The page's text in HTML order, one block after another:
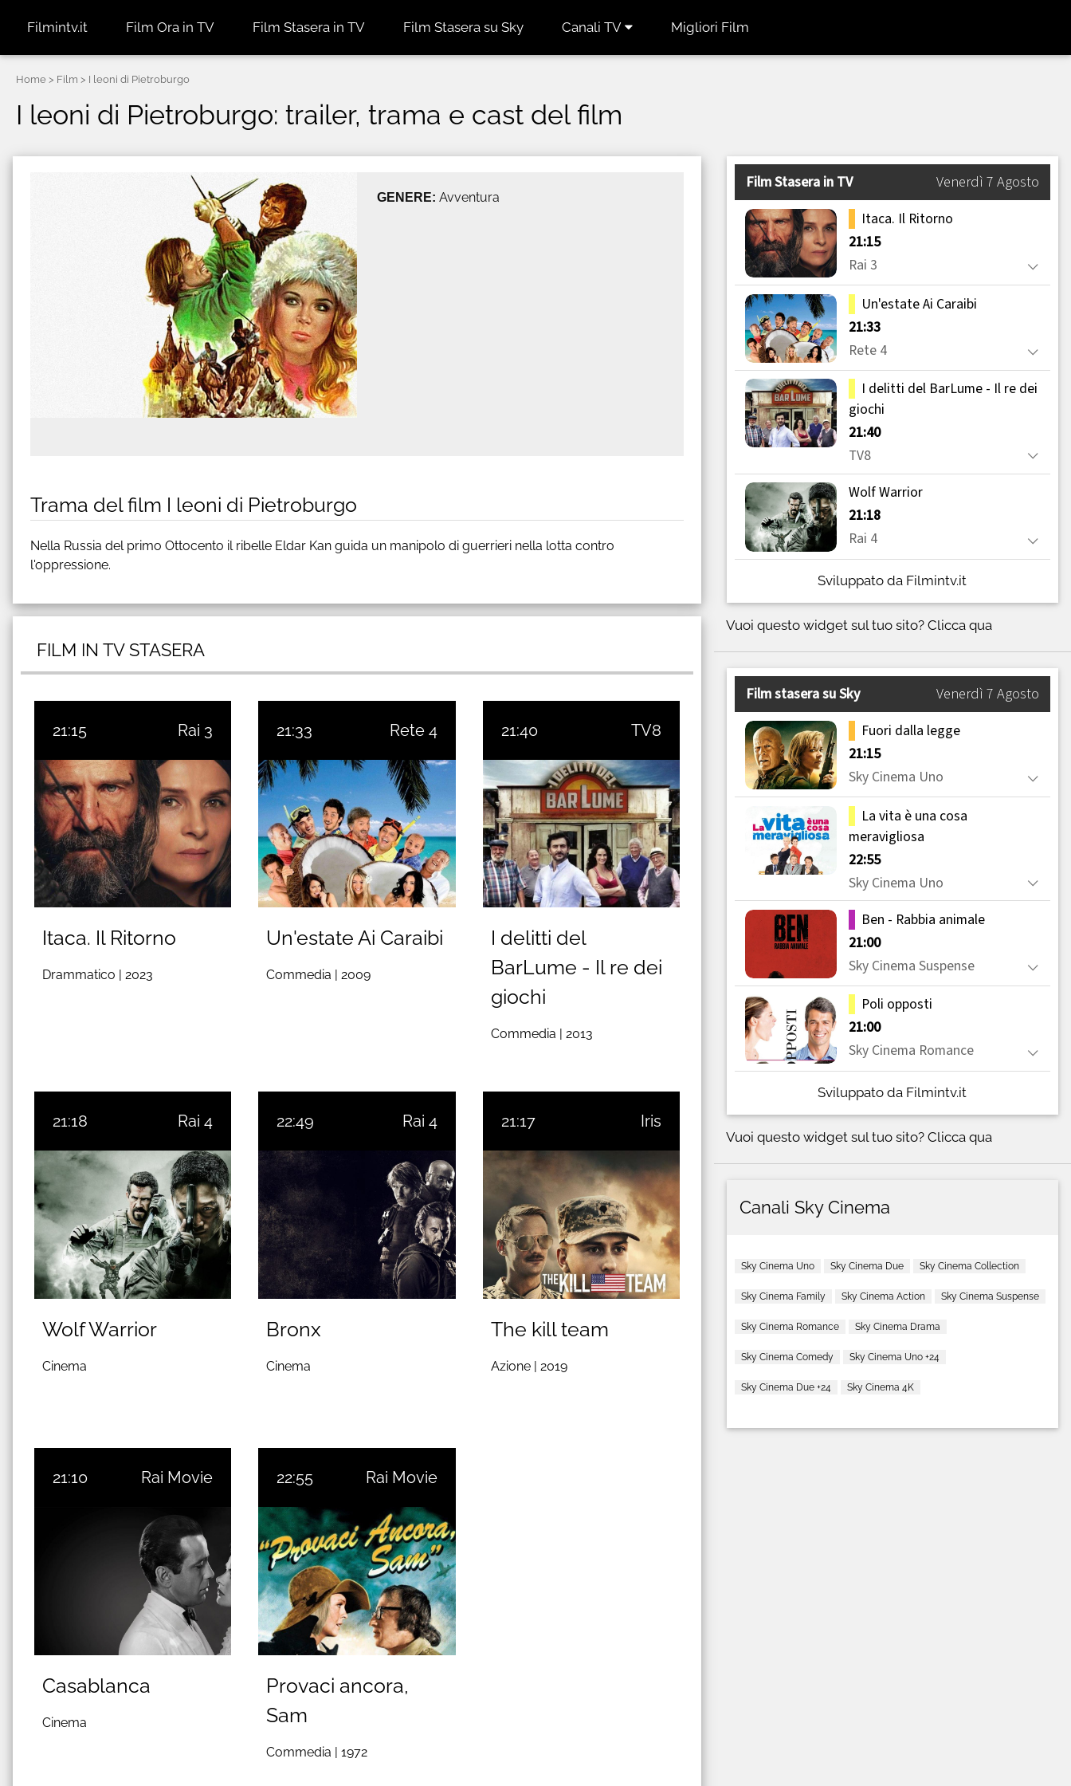
Filmintv.it Film Ora in TV Film Stasera in TV Film Stasera su Sky Canali TV Migliori Film
Home > Film > I leoni di Pietroburgo
I leoni di Pietroburgo: trailer, trama e cast del film
GENERE:Avventura
Trama del film I leoni di Pietroburgo
Nella Russia del primo Ottocento il ribelle Eldar Kan guida un manipolo di guerrieri nella lotta contro
l'oppressione.
FILM IN TV STASERA
21:15 Rai 3
Itaca. Il Ritorno
Drammatico | 2023
21:33 Rete 4
Un'estate Ai Caraibi
Commedia |2009
21:40 TV8
I delitti del
BarLume - Il re dei
giochi
Commedia | 2013
21:18 Rai 4
Wolf Warrior
Cinema
22:49 Rai 4
Bronx
Cinema
21:17 Iris
The kill team
Azione | 2019
21:10 Rai Movie
Casablanca
Cinema
22:55 Rai Movie
Provaci ancora,
Sam
Commedia |1972
Sviluppato da Filmintv.it
Vuoi questo widget sul tuo sito? Clicca qua
Sviluppato da Filmintv.it
Vuoi questo widget sul tuo sito? Clicca qua
Canali Sky Cinema
Sky Cinema Uno Sky Cinema Due Sky Cinema Collection
Sky Cinema Family Sky Cinema Action Sky Cinema Suspense
Sky Cinema Romance Sky Cinema Drama
Sky Cinema Comedy Sky Cinema Uno +24
Sky Cinema Due +24 Sky Cinema 4K